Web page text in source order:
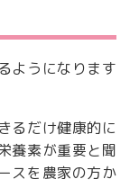
ようになります
るだけ健康的に
養素が重要と聞
スを農家の方か